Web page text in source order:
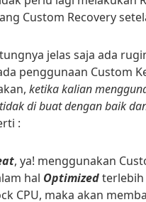
Custom Recovery
jelas saja ada
penggunaan Custom
ketika kalian
di buat dengan baik
:
, ya! menggunakan
hal Optimizedterlebih
CPU, maka akan